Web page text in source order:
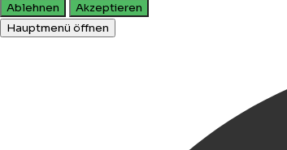
Ablehnen
Akzeptieren
Hauptmenü öffnen